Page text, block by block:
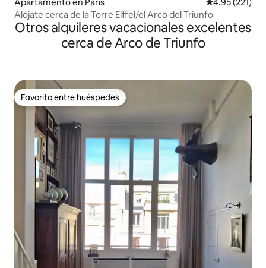
Apartamento en París Calificación
4.95 (221)
Alójate cerca de la Torre Eiffel/el Arco del Triunfo
Otros alquileres vacacionales excelentes
cerca de Arco de Triunfo
Favorito entre huéspedes
Favorito entre huéspedes